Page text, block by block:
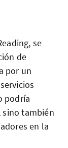
se
de
por un
podría
sino también
en la